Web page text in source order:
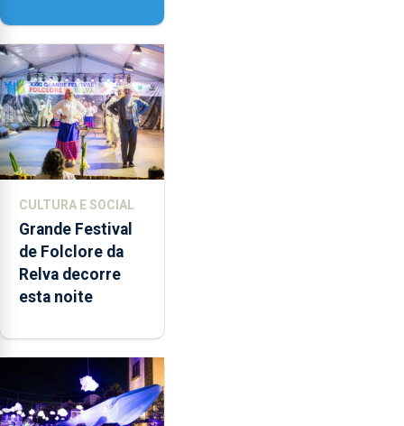
quão difícil é
produzir uma
música”
CULTURA E SOCIAL
Grande Festival
de Folclore da
Relva decorre
esta noite